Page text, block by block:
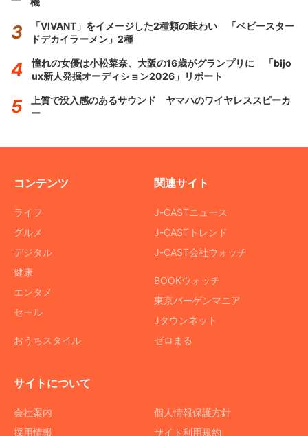
「VIVANT」をイメージした2種類の味わい 「ベビースター
ドデカイラーメン」2種
憧れの女優は小松菜奈、大阪の16歳がグランプリに 「bijo
ux新人発掘オーディション2026」リポート
上質で没入感のあるサウンド ヤマハのワイヤレススピーカ
ー
コンテンツ
ライフ
グルメ
デジタル
健康
エンタメ
セール
おうちスタイル
関連サイト
J-CASTニュース
J-CASTトレンド
J-CAST会社ウォッチ
BOOKウォッチ
東京バーゲンマニア
Jタウンネット
ゼロまる
サイトについて
会社案内
採用情報
個人情報保護方針
サイト利用規約